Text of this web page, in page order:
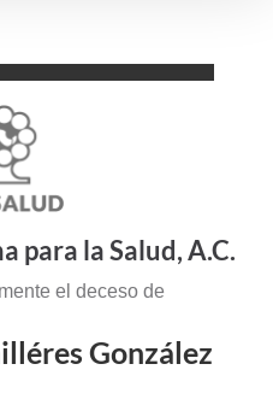
para la Salud, A.C.
el deceso de
González